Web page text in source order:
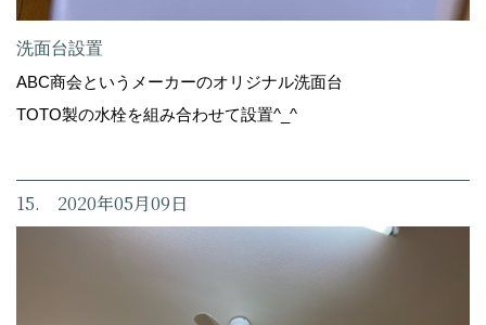
洗面台設置
ABC商会というメーカーのオリジナル洗面台
TOTO製の水栓を組み合わせて設置^_^
15. 2020年05月09日